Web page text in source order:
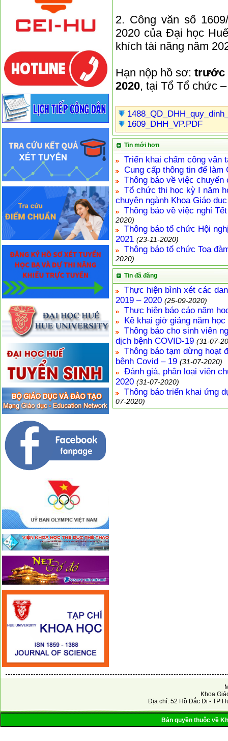
2. Công văn số
2020 của Đại học
khích tài năng năm
Hạn nộp hồ sơ:trước
2020, tại Tổ Tổ chức
1609_DHH_VP.PDF
Tin mới hơn
Triển khai chấm công vân
Cung cấp thông tin để làm
Thông báo về việc chuyển
Tổ chức thi học kỳ I năm
chuyên ngành Khoa Giáo
Thông báo về việc nghỉ
2020)
Thông báo tổ chức Hội
2021 (23-11-2020)
Thông báo tổ chức Toạ
2020)
Tin đã đăng
Thực hiện bình xét các
2019 – 2020 (25-09-2020)
Thực hiện báo cáo năm
Kê khai giờ giảng năm học
Thông báo cho sinh viên
dịch bệnh COVID-19 (31-07-
Thông báo tạm dừng hoạt
bệnh Covid – 19 (31-07-2020)
Đánh giá, phân loại viên
2020 (31-07-2020)
Thông báo triển khai ứng
07-2020)
Khoa
Địa chỉ: 52 Hồ Đắc Di - TP
Bản quyền thuộc về